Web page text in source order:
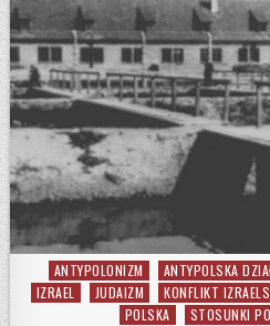
Posted in
ANTYPOLONIZM ANTYPOLSKA
IZRAEL
JUDAIZM KONFLIKT
POLSKA
STOSUNKI